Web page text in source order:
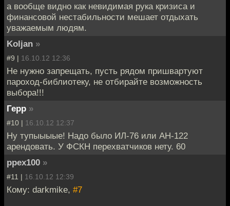
а вообще видно как невидимая рука кризиса и
финансовой нестабильности мешает отдыхать
уважаемым людям.
Koljan »
#9 | 16.10.12 12:36
Не нужно запрещать, пусть рядом пришвартуют
пароход-библиотеку, не отбирайте возможность
выбора!!!
Герр »
#10 | 16.10.12 12:37
Ну тупыыыые! Надо было ИЛ-76 или АН-122
арендовать. У ФСКН перехватчиков нету. 60
ppex100 »
#11 | 16.10.12 12:39
Кому: darkmike, #7